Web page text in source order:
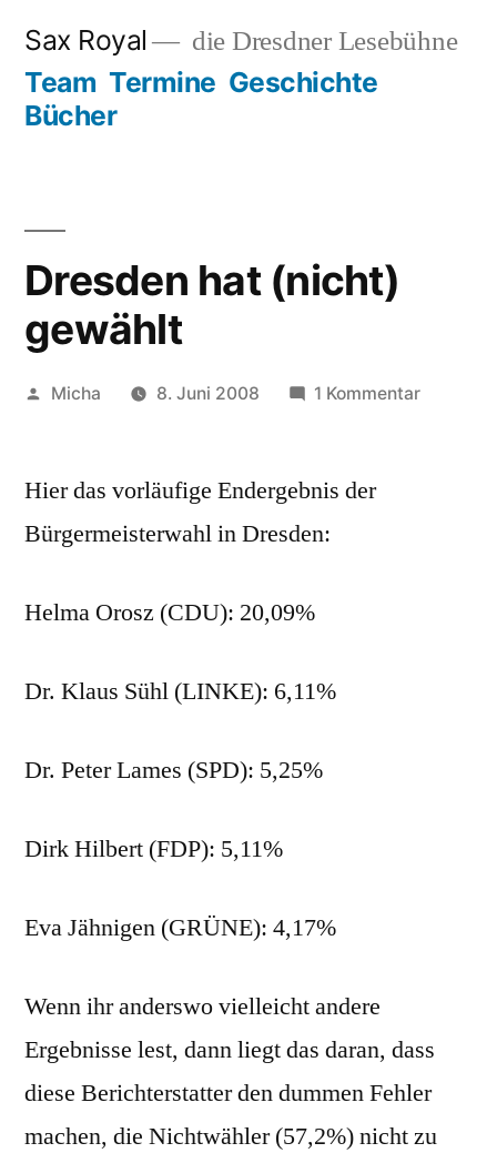
springen
Sax Royal die Dresdner Lesebühne
Team Termine Geschichte
Bücher
Dresden hat (nicht)
gewählt
Veröffentlicht
Micha 8. Juni 2008 1 Kommentarzu
Hier das vorläufige Endergebnis der
Bürgermeisterwahl in Dresden:
Helma Orosz (CDU): 20,09%
Dr. Klaus Sühl (LINKE): 6,11%
Dr. Peter Lames (SPD): 5,25%
Dirk Hilbert (FDP): 5,11%
Eva Jähnigen (GRÜNE): 4,17%
Wenn ihr anderswo vielleicht andere
Ergebnisse lest, dann liegt das daran, dass
diese Berichterstatter den dummen Fehler
machen, die Nichtwähler (57,2%) nicht zu